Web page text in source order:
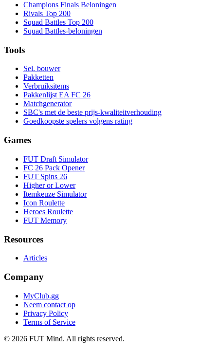
Champions Finals Beloningen
Rivals Top 200
Squad Battles Top 200
Squad Battles-beloningen
Tools
Sel. bouwer
Pakketten
Verbruiksitems
Pakkenlijst EA FC 26
Matchgenerator
SBC's met de beste prijs-kwaliteitverhouding
Goedkoopste spelers volgens rating
Games
FUT Draft Simulator
FC 26 Pack Opener
FUT Spins 26
Higher or Lower
Itemkeuze Simulator
Icon Roulette
Heroes Roulette
FUT Memory
Resources
Articles
Company
MyClub.gg
Neem contact op
Privacy Policy
Terms of Service
© 2026 FUT Mind. All rights reserved.